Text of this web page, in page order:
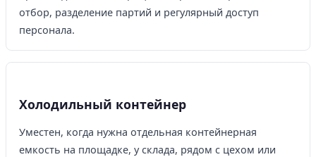
отбор, разделение партий и регулярный доступ
персонала.
Холодильный контейнер
Уместен, когда нужна отдельная контейнерная
емкость на площадке, у склада, рядом с цехом или